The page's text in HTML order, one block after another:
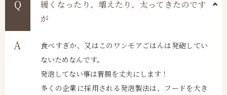
緩くなったり、増えたり、太ってきたのです
が
食べすぎか、又はこのワンモアごはんは発砲してい
ないためなんです。
発泡してない事は胃腸を丈夫にします！
多くの企業に採用される発泡製法は、フードを大き